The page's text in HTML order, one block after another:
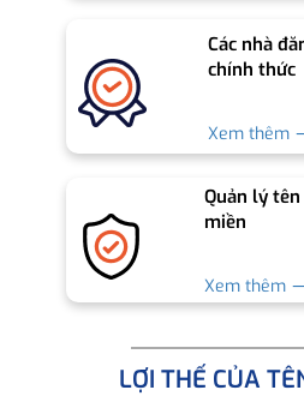
Các nhà
chính thức
Xem thêm
Quản lý tên
miền
Xem thêm
LỢI THẾ CỦA